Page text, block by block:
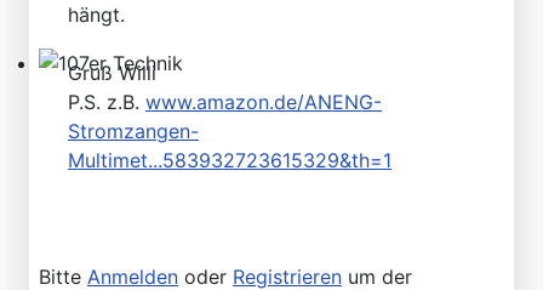
107er Technik
hängt.
Gruß Willi
P.S. z.B. www.amazon.de/ANENG-
Stromzangen-
Multimet...583932723615329&th=1
Bitte Anmelden oder Registrieren um der